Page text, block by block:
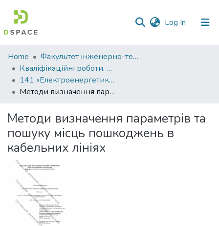
Log In (current)
Communities
&
Collections
All of DSpace
Statistics
Home
Факультет інженерно-технологічний
Кваліфікаційні роботи. Факультет інженерно-технологічний
141 «Електроенергетика, електротехніка та електромеханіка» - Бакалаври 2024-2025
Методи визначення параметрів та пошуку місць пошкоджень в кабельних лініях
Методи визначення параметрів та
пошуку місць пошкоджень в
кабельних лініях